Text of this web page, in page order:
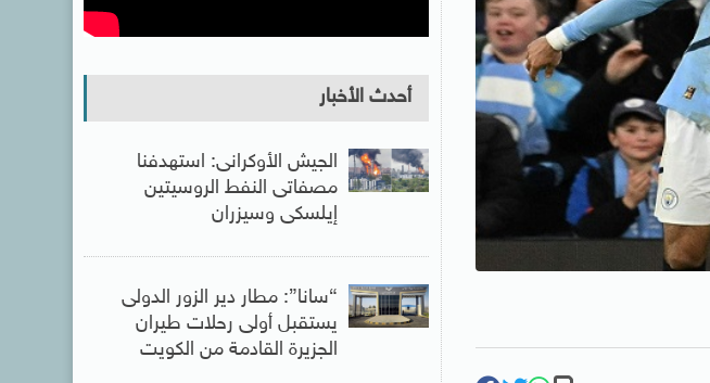
أحدث الأخبار
الجيش الأوكرانى: استهدفنا
مصفاتى النفط الروسيتين
إيلسكى وسيزران
“سانا”: مطار دير الزور الدولى
يستقبل أولى رحلات طيران
الجزيرة ‏القادمة من الكويت